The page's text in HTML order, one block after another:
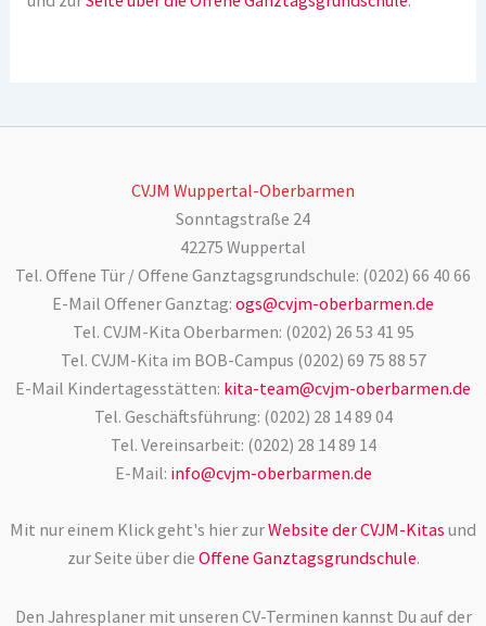
CVJM Wuppertal-Oberbarmen
Sonntagstraße 24
42275 Wuppertal
Tel. Offene Tür / Offene Ganztagsgrundschule: (0202) 66 40 66
E-Mail Offener Ganztag: ogs@cvjm-oberbarmen.de
Tel. CVJM-Kita Oberbarmen: (0202) 26 53 41 95
Tel. CVJM-Kita im BOB-Campus (0202) 69 75 88 57
E-Mail Kindertagesstätten: kita-team@cvjm-oberbarmen.de
Tel. Geschäftsführung: (0202) 28 14 89 04
Tel. Vereinsarbeit: (0202) 28 14 89 14
E-Mail: info@cvjm-oberbarmen.de
Mit nur einem Klick geht's hier zurWebsite der CVJM-Kitas und
zur Seite über die Offene Ganztagsgrundschule.
Den Jahresplaner mit unseren CV-Terminen kannst Du auf der